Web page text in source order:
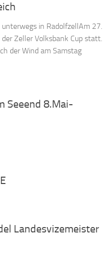
in RadolfzellAm 27.
Zeller Volksbank Cup statt.
der Wind am Samstag
Seeend 8.Mai-
Landesvizemeister